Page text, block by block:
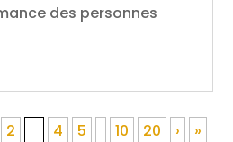
des personnes
2 4 5 10 20 › »